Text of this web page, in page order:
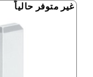
غير متوفر حالياً